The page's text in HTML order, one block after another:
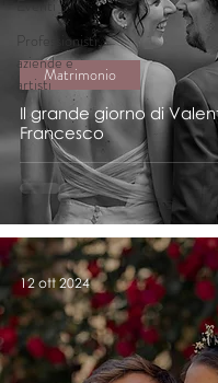
Eventi
Professionisti,
aziende e
artisti
Il grande giorno di
Francesco
Matrimonio
12 ott 2024